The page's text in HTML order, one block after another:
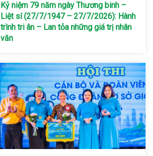
Kỷ niệm 79 năm ngày Thương binh –
Liệt sí (27/7/1947 – 27/7/2026): Hành
trình tri ân – Lan tỏa những giá trị nhân
văn